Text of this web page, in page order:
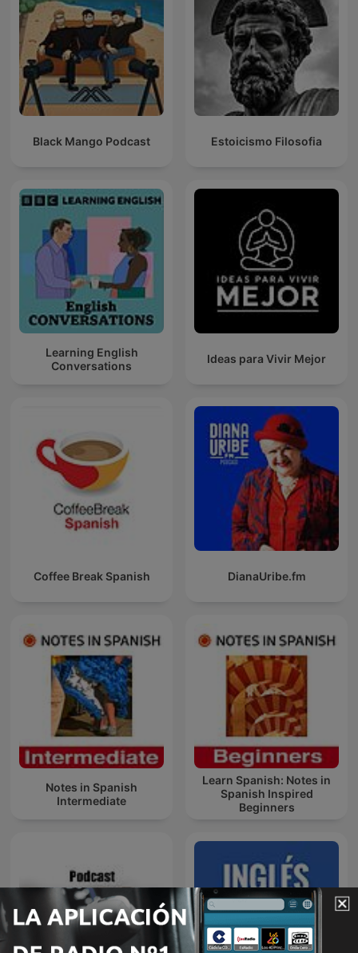
Black Mango Podcast Estoicismo Filosofia
Learning English
Conversations
Ideas para Vivir Mejor
Coffee Break Spanish DianaUribe.fm
Notes in Spanish
Intermediate
Learn Spanish: Notes in
Spanish Inspired
Beginners